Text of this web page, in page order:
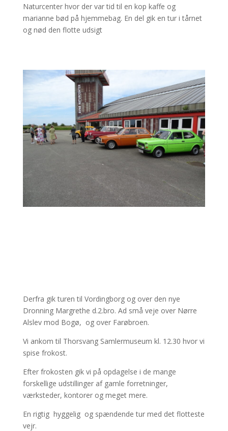
Naturcenter hvor der var tid til en kop kaffe og
marianne bød på hjemmebag. En del gik en tur i tårnet
og nød den flotte udsigt
Derfra gik turen til Vordingborg og over den nye
Dronning Margrethe d.2.bro. Ad små veje over Nørre
Alslev mod Bogø, og over Farøbroen.
Vi ankom til Thorsvang Samlermuseum kl. 12.30 hvor vi
spise frokost.
Efter frokosten gik vi på opdagelse i de mange
forskellige udstillinger af gamle forretninger,
værksteder, kontorer og meget mere.
En rigtig hyggelig og spændende tur med det flotteste
vejr.